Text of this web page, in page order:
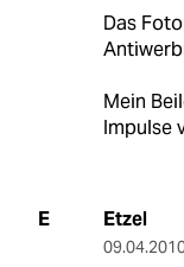
Das
Mein
Impulse
E Etzel